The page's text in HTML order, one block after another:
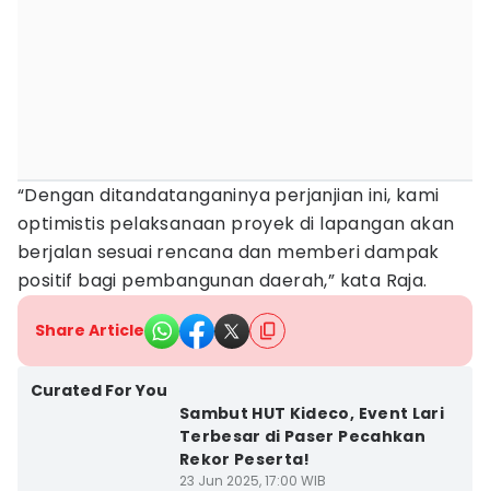
“Dengan ditandatanganinya perjanjian ini, kami
optimistis pelaksanaan proyek di lapangan akan
berjalan sesuai rencana dan memberi dampak
positif bagi pembangunan daerah,” kata Raja.
Share Article
Curated For You
Sambut HUT Kideco, Event Lari
Terbesar di Paser Pecahkan
Rekor Peserta!
23 Jun 2025, 17:00 WIB